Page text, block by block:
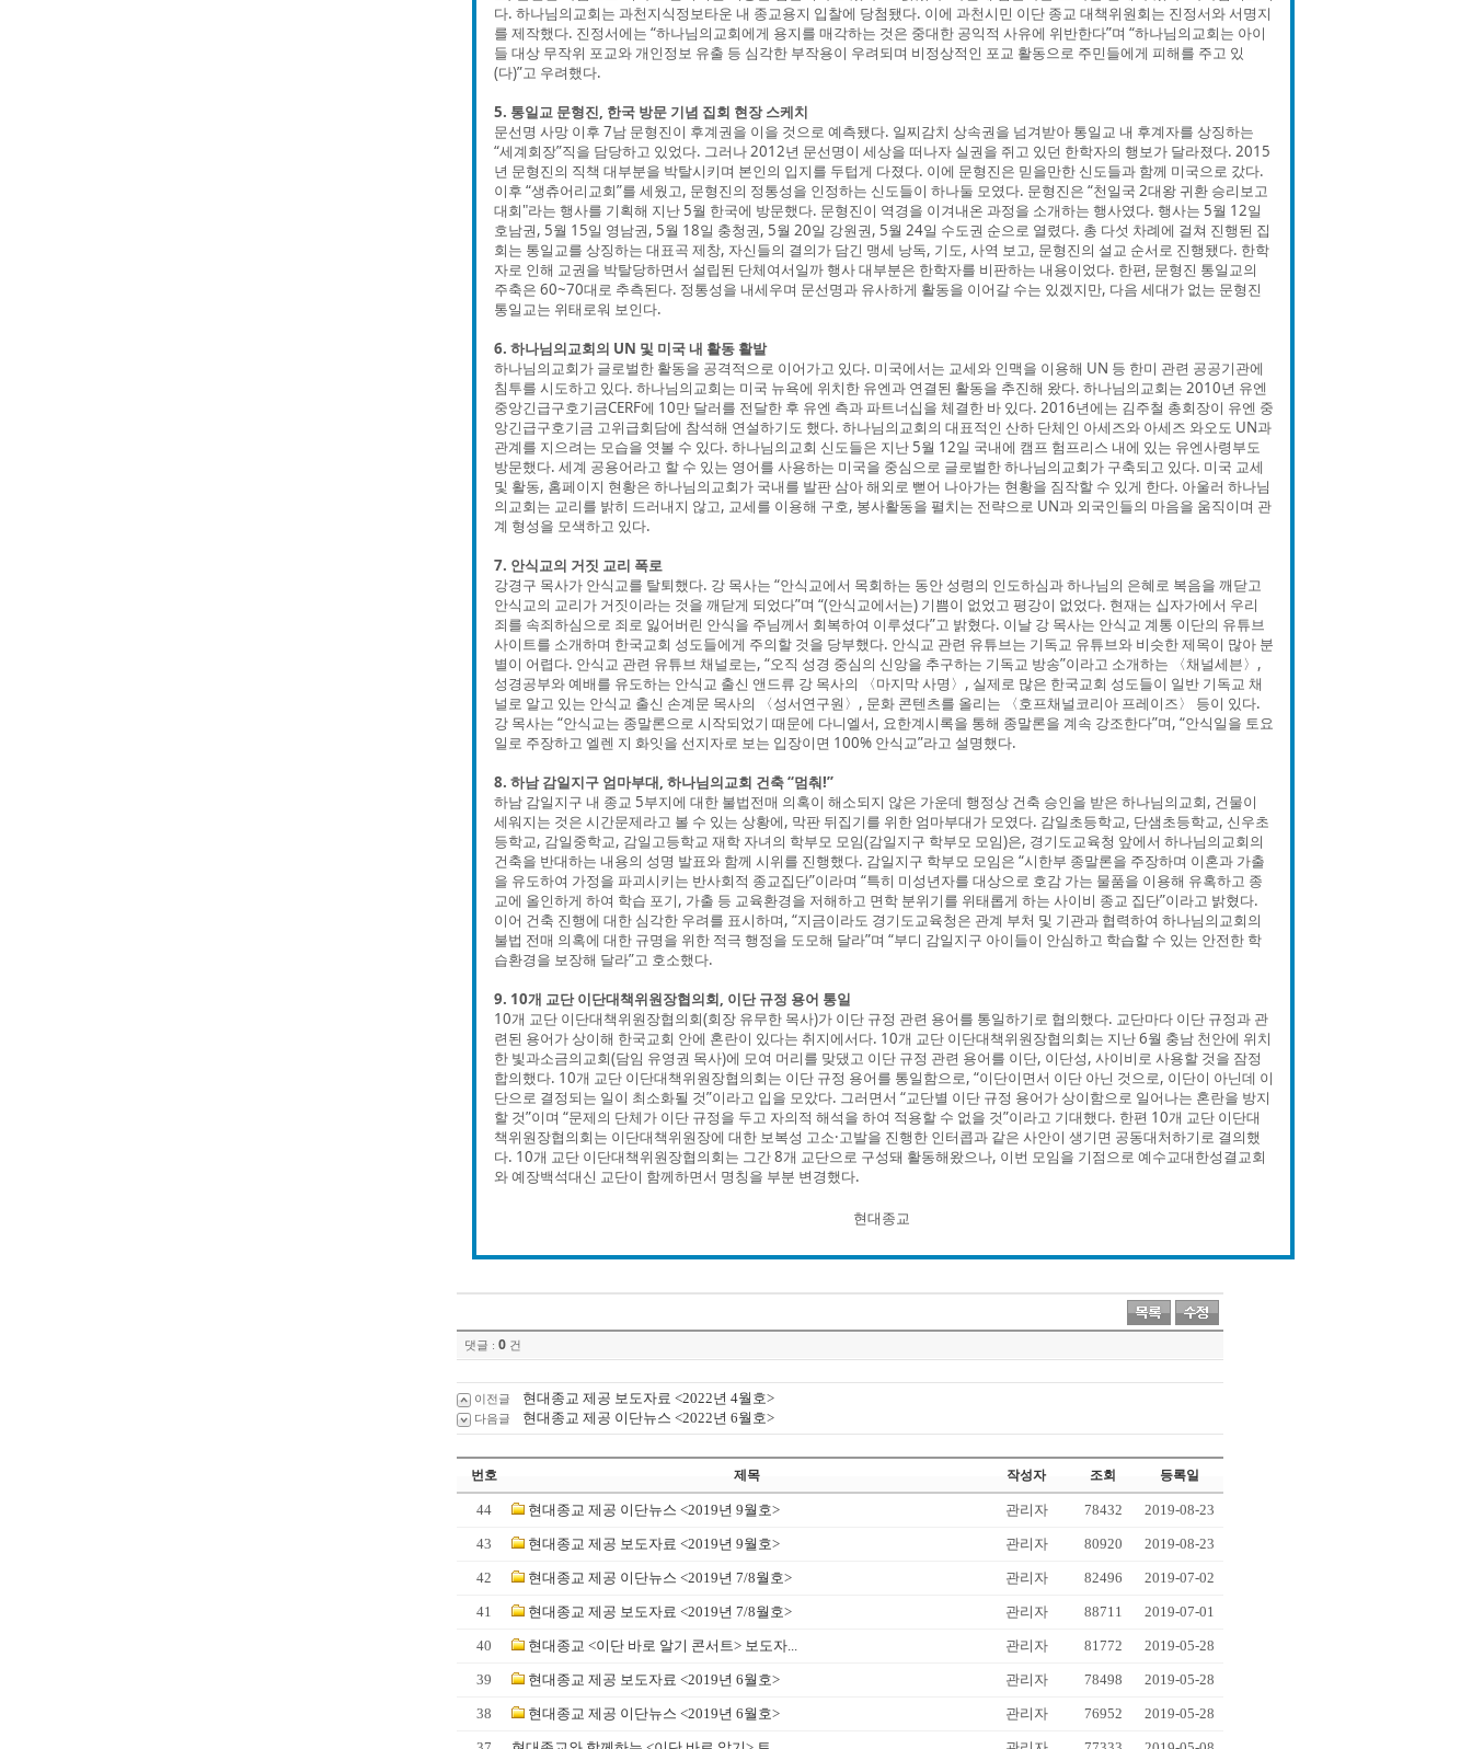
다. 하나님의교회는 과천지식정보타운 내 종교용지 입찰에 당첨됐다. 이에 과천시민 이단 종교 대책위원회는 진정서와 서명지
를 제작했다. 진정서에는 “하나님의교회에게 용지를 매각하는 것은 중대한 공익적 사유에 위반한다”며 “하나님의교회는 아이
들 대상 무작위 포교와 개인정보 유출 등 심각한 부작용이 우려되며 비정상적인 포교 활동으로 주민들에게 피해를 주고 있
(다)”고 우려했다.
5. 통일교 문형진, 한국 방문 기념 집회 현장 스케치
문선명 사망 이후 7남 문형진이 후계권을 이을 것으로 예측됐다. 일찌감치 상속권을 넘겨받아 통일교 내 후계자를 상징하는
“세계회장”직을 담당하고 있었다. 그러나 2012년 문선명이 세상을 떠나자 실권을 쥐고 있던 한학자의 행보가 달라졌다. 2015
년 문형진의 직책 대부분을 박탈시키며 본인의 입지를 두텁게 다졌다. 이에 문형진은 믿을만한 신도들과 함께 미국으로 갔다.
이후 “생츄어리교회”를 세웠고, 문형진의 정통성을 인정하는 신도들이 하나둘 모였다. 문형진은 “천일국 2대왕 귀환 승리보고
대회"라는 행사를 기획해 지난 5월 한국에 방문했다. 문형진이 역경을 이겨내온 과정을 소개하는 행사였다. 행사는 5월 12일
호남권, 5월 15일 영남권, 5월 18일 충청권, 5월 20일 강원권, 5월 24일 수도권 순으로 열렸다. 총 다섯 차례에 걸쳐 진행된 집
회는 통일교를 상징하는 대표곡 제창, 자신들의 결의가 담긴 맹세 낭독, 기도, 사역 보고, 문형진의 설교 순서로 진행됐다. 한학
자로 인해 교권을 박탈당하면서 설립된 단체여서일까 행사 대부분은 한학자를 비판하는 내용이었다. 한편, 문형진 통일교의
주축은 60~70대로 추측된다. 정통성을 내세우며 문선명과 유사하게 활동을 이어갈 수는 있겠지만, 다음 세대가 없는 문형진
통일교는 위태로워 보인다.
6. 하나님의교회의 UN 및 미국 내 활동 활발
하나님의교회가 글로벌한 활동을 공격적으로 이어가고 있다. 미국에서는 교세와 인맥을 이용해 UN 등 한미 관련 공공기관에
침투를 시도하고 있다. 하나님의교회는 미국 뉴욕에 위치한 유엔과 연결된 활동을 추진해 왔다. 하나님의교회는 2010년 유엔
중앙긴급구호기금CERF에 10만 달러를 전달한 후 유엔 측과 파트너십을 체결한 바 있다. 2016년에는 김주철 총회장이 유엔 중
앙긴급구호기금 고위급회담에 참석해 연설하기도 했다. 하나님의교회의 대표적인 산하 단체인 아세즈와 아세즈 와오도 UN과
관계를 지으려는 모습을 엿볼 수 있다. 하나님의교회 신도들은 지난 5월 12일 국내에 캠프 험프리스 내에 있는 유엔사령부도
방문했다. 세계 공용어라고 할 수 있는 영어를 사용하는 미국을 중심으로 글로벌한 하나님의교회가 구축되고 있다. 미국 교세
및 활동, 홈페이지 현황은 하나님의교회가 국내를 발판 삼아 해외로 뻗어 나아가는 현황을 짐작할 수 있게 한다. 아울러 하나님
의교회는 교리를 밝히 드러내지 않고, 교세를 이용해 구호, 봉사활동을 펼치는 전략으로 UN과 외국인들의 마음을 움직이며 관
계 형성을 모색하고 있다.
7. 안식교의 거짓 교리 폭로
강경구 목사가 안식교를 탈퇴했다. 강 목사는 “안식교에서 목회하는 동안 성령의 인도하심과 하나님의 은혜로 복음을 깨닫고
안식교의 교리가 거짓이라는 것을 깨닫게 되었다”며 “(안식교에서는) 기쁨이 없었고 평강이 없었다. 현재는 십자가에서 우리
죄를 속죄하심으로 죄로 잃어버린 안식을 주님께서 회복하여 이루셨다”고 밝혔다. 이날 강 목사는 안식교 계통 이단의 유튜브
사이트를 소개하며 한국교회 성도들에게 주의할 것을 당부했다. 안식교 관련 유튜브는 기독교 유튜브와 비슷한 제목이 많아 분
별이 어렵다. 안식교 관련 유튜브 채널로는, “오직 성경 중심의 신앙을 추구하는 기독교 방송”이라고 소개하는 〈채널세븐〉,
성경공부와 예배를 유도하는 안식교 출신 앤드류 강 목사의 〈마지막 사명〉, 실제로 많은 한국교회 성도들이 일반 기독교 채
널로 알고 있는 안식교 출신 손계문 목사의 〈성서연구원〉, 문화 콘텐츠를 올리는 〈호프채널코리아 프레이즈〉 등이 있다.
강 목사는 “안식교는 종말론으로 시작되었기 때문에 다니엘서, 요한계시록을 통해 종말론을 계속 강조한다”며, “안식일을 토요
일로 주장하고 엘렌 지 화잇을 선지자로 보는 입장이면 100% 안식교”라고 설명했다.
8. 하남 감일지구 엄마부대, 하나님의교회 건축 “멈춰!”
하남 감일지구 내 종교 5부지에 대한 불법전매 의혹이 해소되지 않은 가운데 행정상 건축 승인을 받은 하나님의교회, 건물이
세워지는 것은 시간문제라고 볼 수 있는 상황에, 막판 뒤집기를 위한 엄마부대가 모였다. 감일초등학교, 단샘초등학교, 신우초
등학교, 감일중학교, 감일고등학교 재학 자녀의 학부모 모임(감일지구 학부모 모임)은, 경기도교육청 앞에서 하나님의교회의
건축을 반대하는 내용의 성명 발표와 함께 시위를 진행했다. 감일지구 학부모 모임은 “시한부 종말론을 주장하며 이혼과 가출
을 유도하여 가정을 파괴시키는 반사회적 종교집단”이라며 “특히 미성년자를 대상으로 호감 가는 물품을 이용해 유혹하고 종
교에 올인하게 하여 학습 포기, 가출 등 교육환경을 저해하고 면학 분위기를 위태롭게 하는 사이비 종교 집단”이라고 밝혔다.
이어 건축 진행에 대한 심각한 우려를 표시하며, “지금이라도 경기도교육청은 관계 부처 및 기관과 협력하여 하나님의교회의
불법 전매 의혹에 대한 규명을 위한 적극 행정을 도모해 달라”며 “부디 감일지구 아이들이 안심하고 학습할 수 있는 안전한 학
습환경을 보장해 달라”고 호소했다.
9. 10개 교단 이단대책위원장협의회, 이단 규정 용어 통일
10개 교단 이단대책위원장협의회(회장 유무한 목사)가 이단 규정 관련 용어를 통일하기로 협의했다. 교단마다 이단 규정과 관
련된 용어가 상이해 한국교회 안에 혼란이 있다는 취지에서다. 10개 교단 이단대책위원장협의회는 지난 6월 충남 천안에 위치
한 빛과소금의교회(담임 유영권 목사)에 모여 머리를 맞댔고 이단 규정 관련 용어를 이단, 이단성, 사이비로 사용할 것을 잠정
합의했다. 10개 교단 이단대책위원장협의회는 이단 규정 용어를 통일함으로, “이단이면서 이단 아닌 것으로, 이단이 아닌데 이
단으로 결정되는 일이 최소화될 것”이라고 입을 모았다. 그러면서 “교단별 이단 규정 용어가 상이함으로 일어나는 혼란을 방지
할 것”이며 “문제의 단체가 이단 규정을 두고 자의적 해석을 하여 적용할 수 없을 것”이라고 기대했다. 한편 10개 교단 이단대
책위원장협의회는 이단대책위원장에 대한 보복성 고소·고발을 진행한 인터콥과 같은 사안이 생기면 공동대처하기로 결의했
다. 10개 교단 이단대책위원장협의회는 그간 8개 교단으로 구성돼 활동해왔으나, 이번 모임을 기점으로 예수교대한성결교회
와 예장백석대신 교단이 함께하면서 명칭을 부분 변경했다.
현대종교
댓글 : 0 건
이전글 현대종교 제공 보도자료 <2022년 4월호>
다음글 현대종교 제공 이단뉴스 <2022년 6월호>
번호 제목 작성자 조회 등록일
44 현대종교 제공 이단뉴스 <2019년 9월호> 관리자 78432 2019-08-23
43 현대종교 제공 보도자료 <2019년 9월호> 관리자 80920 2019-08-23
42 현대종교 제공 이단뉴스 <2019년 7/8월호> 관리자 82496 2019-07-02
41 현대종교 제공 보도자료 <2019년 7/8월호> 관리자 88711 2019-07-01
40 현대종교 <이단 바로 알기 콘서트> 보도자... 관리자 81772 2019-05-28
39 현대종교 제공 보도자료 <2019년 6월호> 관리자 78498 2019-05-28
38 현대종교 제공 이단뉴스 <2019년 6월호> 관리자 76952 2019-05-28